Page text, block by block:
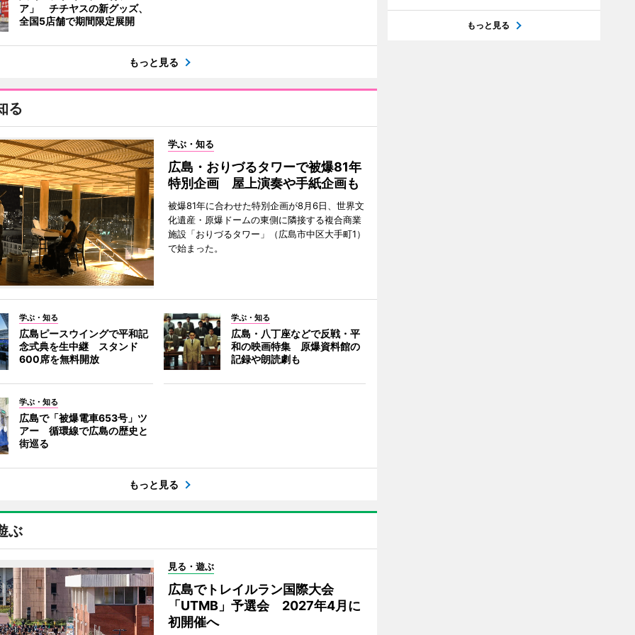
ア」 チチヤスの新グッズ、
全国5店舗で期間限定展開
もっと見る
る
学ぶ・知る
広島・おりづるタワーで被爆81年
特別企画 屋上演奏や手紙企画も
被爆81年に合わせた特別企画が8月6日、世界文
化遺産・原爆ドームの東側に隣接する複合商業
施設「おりづるタワー」（広島市中区大手町1）
で始まった。
学ぶ・知る
広島ピースウイングで平和記
念式典を生中継 スタンド
600席を無料開放
学ぶ・知る
広島・八丁座などで反戦・平
和の映画特集 原爆資料館の
記録や朗読劇も
学ぶ・知る
広島で「被爆電車653号」ツ
アー 循環線で広島の歴史と
街巡る
もっと見る
ぶ
見る・遊ぶ
広島でトレイルラン国際大会
「UTMB」予選会 2027年4月に
初開催へ
もっと見る